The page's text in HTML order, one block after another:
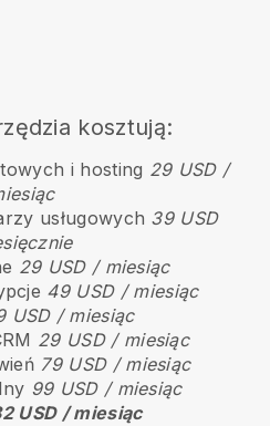
kosztują:
i hosting 29 USD /
usługowych 39 USD
29 USD / miesiąc
49 USD / miesiąc
USD / miesiąc
29 USD / miesiąc
79 USD / miesiąc
99 USD / miesiąc
USD / miesiąc